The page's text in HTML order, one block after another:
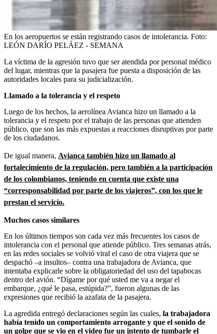
En los aeropuertos se están registrando casos de intolerancia. Foto:
LEÓN DARÍO PELÁEZ - SEMANA
La víctima de la agresión tuvo que ser atendida por personal médico
del lugar, mientras que la pasajera fue puesta a disposición de las
autoridades locales para su judicialización.
Llamado a la tolerancia y el respeto
Luego de los hechos, la aerolínea Avianca hizo un llamado a la
tolerancia y el respeto por el trabajo de las personas que atienden
público, que son las más expuestas a reacciones disruptivas por parte
de los ciudadanos.
De igual manera, Avianca también hizo un llamado al
fortalecimiento de la regulación, pero también a la participación
de los colombianos, teniendo en cuenta que existe una
“corresponsabilidad por parte de los viajeros”, con los que le
prestan el servicio.
Muchos casos similares
En los últimos tiempos son cada vez más frecuentes los casos de
intolerancia con el personal que atiende público. Tres semanas atrás,
en las redes sociales se volvió viral el caso de otra viajera que se
despachó –a insultos– contra una trabajadora de Avianca, que
intentaba explicarle sobre la obligatoriedad del uso del tapabocas
dentro del avión. “Dígame por qué usted me va a negar el
embarque, ¿qué le pasa, estúpida?”, fueron algunas de las
expresiones que recibió la azafata de la pasajera.
La agredida entregó declaraciones según las cuales, la trabajadora
había tenido un comportamiento arrogante y que el sonido de
un golpe que se vio en el video fue un intento de tumbarle el